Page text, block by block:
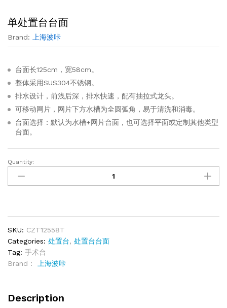
单处置台台面
Brand: 上海波咔
台面长125cm，宽58cm。
整体采用SUS304不锈钢。
排水设计，前浅后深，排水快速，配有抽拉式龙头。
可移动网片，网片下方水槽为全圆弧角，易于清洗和消毒。
台面选择：默认为水槽+网片台面，也可选择平面或定制其他类型
台面。
Quantity:
SKU: CZT12558T
Categories: 处置台, 处置台台面
Tag: 手术台
Brand：
上海波咔
Description